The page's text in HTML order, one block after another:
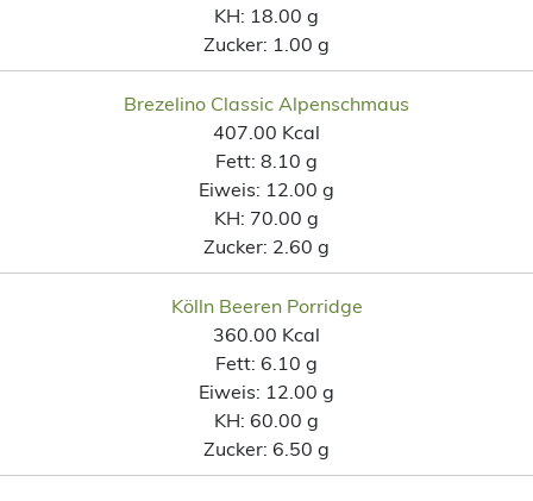
KH: 18.00 g
Zucker: 1.00 g
Brezelino Classic Alpenschmaus
407.00 Kcal
Fett: 8.10 g
Eiweis: 12.00 g
KH: 70.00 g
Zucker: 2.60 g
Kölln Beeren Porridge
360.00 Kcal
Fett: 6.10 g
Eiweis: 12.00 g
KH: 60.00 g
Zucker: 6.50 g